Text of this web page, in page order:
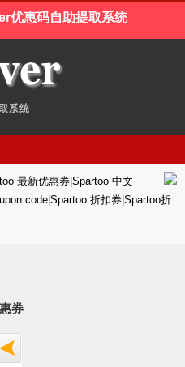
优惠码自助提取系统
最新优惠券|Spartoo 中文
code|Spartoo 折扣券|Spartoo折
券